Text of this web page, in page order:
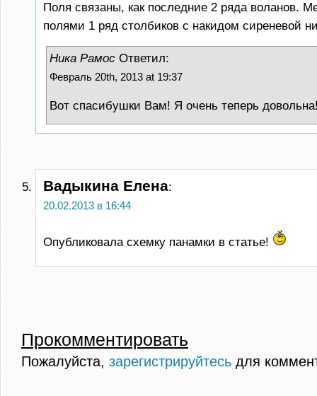
Поля связаны, как последние 2 ряда воланов.
полями 1 ряд столбиков с накидом сиреневой
Ника Рамос Ответил:
Февраль 20th, 2013 at 19:37
Вот спасибушки Вам! Я очень теперь
Вадыкина Елена:
20.02.2013 в 16:44
Опубликовала схемку панамки в статье!
Прокомментировать
Пожалуйста, зарегистрируйтесь для